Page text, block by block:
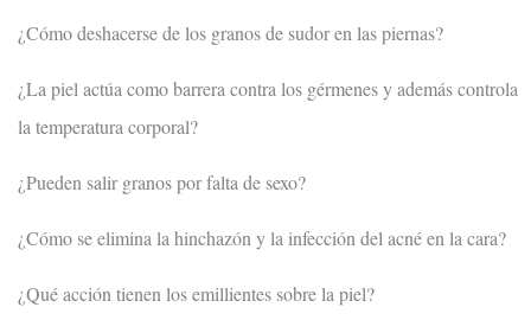
¿Cómo deshacerse de los granos de sudor en las piernas?
¿La piel actúa como barrera contra los gérmenes y además controla
la temperatura corporal?
¿Pueden salir granos por falta de sexo?
¿Cómo se elimina la hinchazón y la infección del acné en la cara?
¿Qué acción tienen los emillientes sobre la piel?